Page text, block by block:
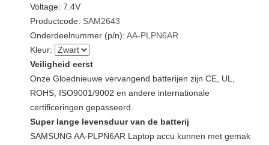
Voltage: 7.4V
Productcode: SAM2643
Onderdeelnummer (p/n): AA-PLPN6AR
Kleur:
Veiligheid eerst
Onze Gloednieuwe vervangend batterijen zijn CE, UL,
ROHS, ISO9001/9002 en andere internationale
certificeringen gepasseerd.
Super lange levensduur van de batterij
SAMSUNG AA-PLPN6AR Laptop accu kunnen met gemak